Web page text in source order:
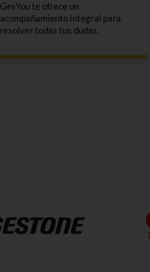
GesYou te ofrece un
acompañamiento integral para
resolver todas tus dudas.